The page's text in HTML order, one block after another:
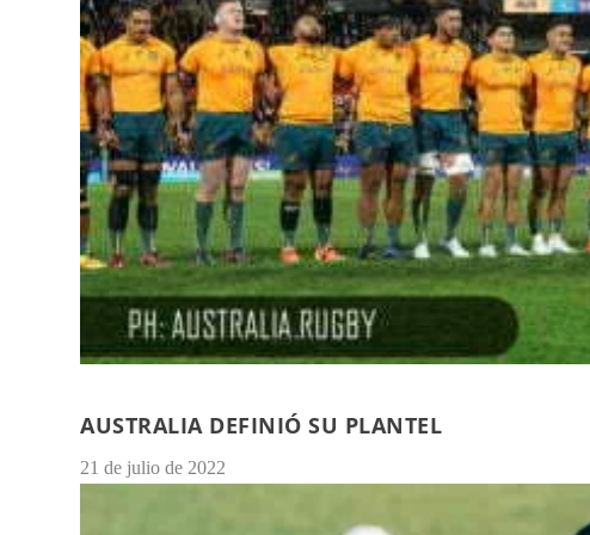
AUSTRALIA DEFINIÓ SU PLANTEL
21 de julio de 2022